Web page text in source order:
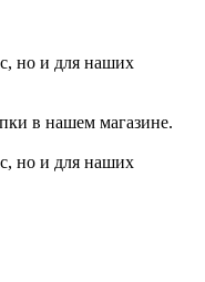
но и для наших
в нашем магазине.
но и для наших